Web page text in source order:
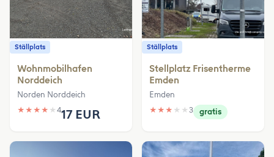
Ställplats
Wohnmobilhafen
Norddeich
Norden Norddeich
★ ★ ★ ★ ★ 417 EUR
Ställplats
Stellplatz Frisentherme
Emden
Emden
★ ★ ★ ★ ★ 3 gratis